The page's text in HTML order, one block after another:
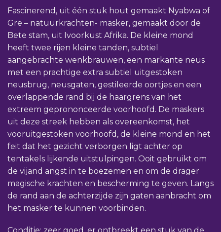
Fascinerend, uit één stuk hout gemaakt Nyabwa of
Gre – natuurkrachten- masker, gemaakt door de
Bete stam, uit Ivoorkust Afrika. De kleine mond
heeft twee rijen kleine tanden, subtiel
aangebrachte wenkbrauwen, een markante neus
met een prachtige extra subtiel uitgestoken
neusbrug, neusgaten, gestileerde oortjes en een
overlappende rand bij de haargrens van het
extreem geprononceerde voorhoofd. De maskers
uit deze streek hebben als overeenkomst, het
vooruitgestoken voorhoofd, de kleine mond en het
feit dat het gezicht verborgen ligt achter op
tentakels lijkende uitstulpingen. Ooit gebruikt om
de vijand angst in te boezemen en om de drager
magische krachten en bescherming te geven. Langs
de rand aan de achterzijde zijn gaten aanbracht om
het masker te kunnen voorbinden.